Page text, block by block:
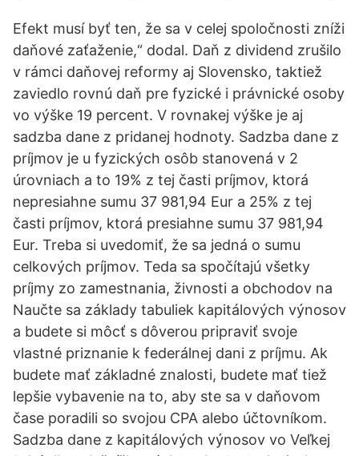
Efekt musí byť ten, že sa v celej spoločnosti zníži
daňové zaťaženie,“ dodal. Daň z dividend zrušilo
v rámci daňovej reformy aj Slovensko, taktiež
zaviedlo rovnú daň pre fyzické i právnické osoby
vo výške 19 percent. V rovnakej výške je aj
sadzba dane z pridanej hodnoty. Sadzba dane z
príjmov je u fyzických osôb stanovená v 2
úrovniach a to 19% z tej časti príjmov, ktorá
nepresiahne sumu 37 981,94 Eur a 25% z tej
časti príjmov, ktorá presiahne sumu 37 981,94
Eur. Treba si uvedomiť, že sa jedná o sumu
celkových príjmov. Teda sa spočítajú všetky
príjmy zo zamestnania, živnosti a obchodov na
Naučte sa základy tabuliek kapitálových výnosov
a budete si môcť s dôverou pripraviť svoje
vlastné priznanie k federálnej dani z príjmu. Ak
budete mať základné znalosti, budete mať tiež
lepšie vybavenie na to, aby ste sa v daňovom
čase poradili so svojou CPA alebo účtovníkom.
Sadzba dane z kapitálových výnosov vo Veľkej